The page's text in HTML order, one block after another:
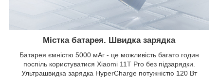
Містка батарея. Швидка зарядка
Батарея ємністю 5000 мАг - це можливість багато годин
поспіль користуватися Xiaomi 11T Pro без підзарядки.
Ультрашвидка зарядка HyperCharge потужністю 120 Вт